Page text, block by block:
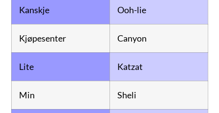
Kanskje Ooh-lie
Kjøpesenter Canyon
Lite Katzat
Min Sheli